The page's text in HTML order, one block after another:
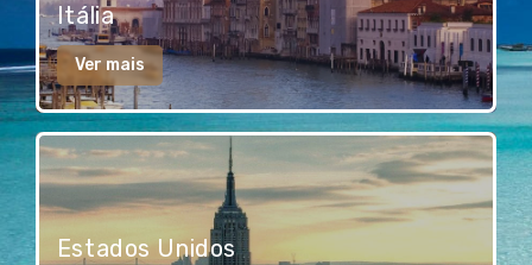
Itália
Ver mais
Estados Unidos